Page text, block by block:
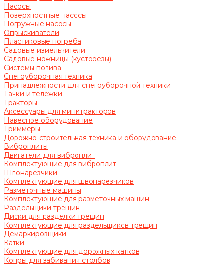
Насосы
Поверхностные насосы
Погружные насосы
Опрыскиватели
Пластиковые погреба
Садовые измельчители
Садовые ножницы (кусторезы)
Системы полива
Снегоуборочная техника
Принадлежности для снегоуборочной техники
Тачки и тележки
Тракторы
Аксессуары для минитракторов
Навесное оборудование
Триммеры
Дорожно-строительная техника и оборудование
Виброплиты
Двигатели для виброплит
Комплектующие для виброплит
Швонарезчики
Комплектующие для швонарезчиков
Разметочные машины
Комплектующие для разметочных машин
Раздельщики трещин
Диски для разделки трещин
Комплектующие для раздельщиков трещин
Демаркировщики
Катки
Комплектующие для дорожных катков
Копры для забивания столбов